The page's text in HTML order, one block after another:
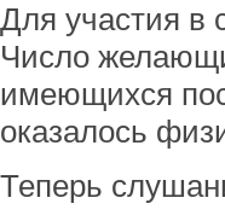
Для участия в
Число
имеющихся
оказалось
Теперь